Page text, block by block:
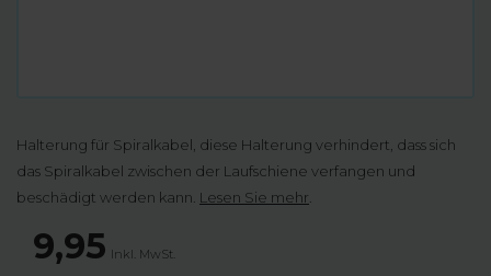
Halterung für Spiralkabel, diese Halterung verhindert, dass sich
das Spiralkabel zwischen der Laufschiene verfangen und
beschädigt werden kann. Lesen Sie mehr
9,95 Inkl. MwSt.